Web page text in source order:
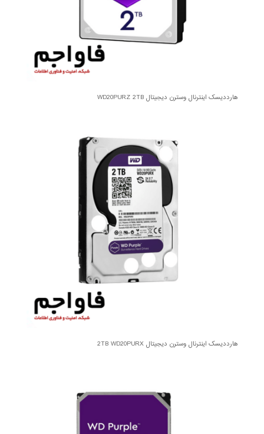
هارددیسک اینترنال وسترن دیجیتال WD20PURZ 2TB
هارددیسک اینترنال وسترن دیجیتال 2TB WD20PURX